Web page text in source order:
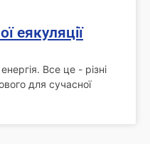
еякуляції
Все це - різні
для сучасної